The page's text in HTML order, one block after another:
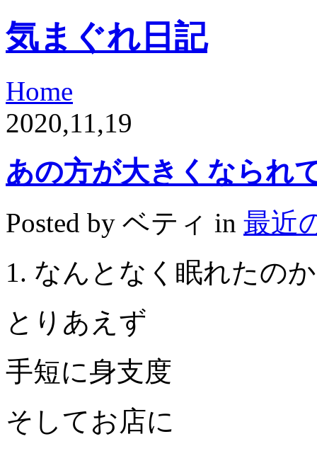
気まぐれ日記
Home
2020,11,19
あの方が大きくなられ
Posted by ベティ in 最近
なんとなく眠れたの
とりあえず
手短に身支度
そしてお店に